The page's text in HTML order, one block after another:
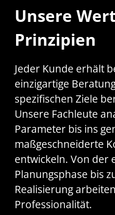
Unsere
Prinzipien
Jeder Kunde erhält
einzigartige
spezifischen Ziele
Unsere Fachleute
Parameter bis ins
maßgeschneiderte
entwickeln. Von der
Planungsphase bis
Realisierung
Professionalität.